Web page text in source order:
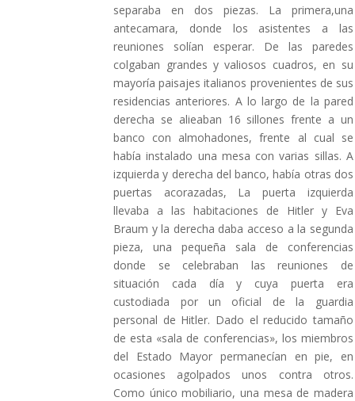
separaba en dos piezas. La primera,una
antecamara, donde los asistentes a las
reuniones solían esperar. De las paredes
colgaban grandes y valiosos cuadros, en su
mayoría paisajes italianos provenientes de sus
residencias anteriores. A lo largo de la pared
derecha se alieaban 16 sillones frente a un
banco con almohadones, frente al cual se
había instalado una mesa con varias sillas. A
izquierda y derecha del banco, había otras dos
puertas acorazadas, La puerta izquierda
llevaba a las habitaciones de Hitler y Eva
Braum y la derecha daba acceso a la segunda
pieza, una pequeña sala de conferencias
donde se celebraban las reuniones de
situación cada día y cuya puerta era
custodiada por un oficial de la guardia
personal de Hitler. Dado el reducido tamaño
de esta «sala de conferencias», los miembros
del Estado Mayor permanecían en pie, en
ocasiones agolpados unos contra otros.
Como único mobiliario, una mesa de madera